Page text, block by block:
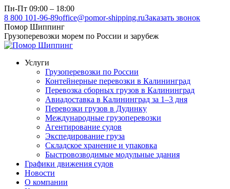
Перейти
к
содержанию
Пн-Пт 09:00 – 18:00
8 800 101-96-89office@pomor-shipping.ruЗаказать звонок
Помор Шиппинг
Грузоперевозки морем по России и зарубеж
Услуги
Грузоперевозки по России
Контейнерные перевозки в Калининград
Перевозка сборных грузов в Калининград
Авиадоставка в Калининград за 1–3 дня
Перевозки грузов в Дудинку
Международные грузоперевозки
Агентирование судов
Экспедирование груза
Складское хранение и упаковка
Быстровозводимые модульные здания
Графики движения судов
Новости
О компании